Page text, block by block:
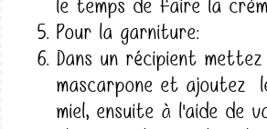
le temps de faire la
Pour la garniture:
Dans un récipient
mascarpone et ajoutez
miel, ensuite à l'aide de